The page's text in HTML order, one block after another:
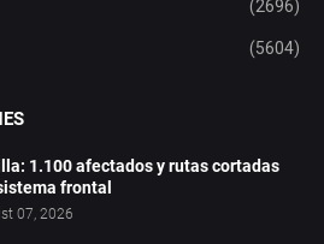
(2696)
(5604)
1.100 afectados y rutas cortadas
frontal
07, 2026